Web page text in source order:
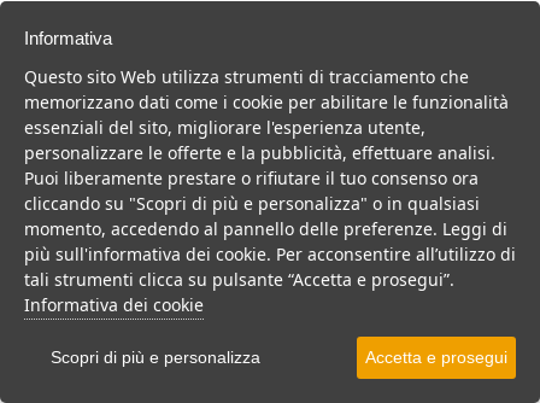
Trova la soluzione migliore per la tua prossima
vacanza.
Noi di belsalento.it abbiamo selezionato per te le migliori mete, i
migliori servizi, le migliori offerte per il tuo prossimo viaggio.
Informativa
Questo sito Web utilizza strumenti di tracciamento che
memorizzano dati come i cookie per abilitare le funzionalità
essenziali del sito, migliorare l'esperienza utente,
personalizzare le offerte e la pubblicità, effettuare analisi.
Puoi liberamente prestare o rifiutare il tuo consenso ora
cliccando su "Scopri di più e personalizza" o in qualsiasi
momento, accedendo al pannello delle preferenze. Leggi di
più sull'informativa dei cookie. Per acconsentire all’utilizzo di
tali strumenti clicca su pulsante “Accetta e prosegui”.
Informativa dei cookie
Scopri di più e personalizza Accetta e prosegui